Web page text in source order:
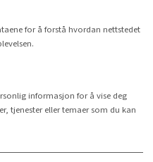
for å forstå hvordan nettstedet
informasjon for å vise deg
tjenester eller temaer som du kan